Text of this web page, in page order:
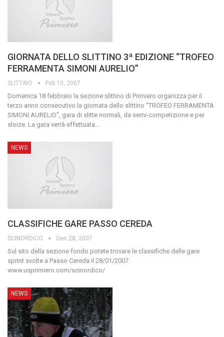
GIORNATA DELLO SLITTINO 3ª EDIZIONE “TROFEO
FERRAMENTA SIMONI AURELIO”
SLITTINO Feb 10, 2007
Domenica 18 febbraio la sezione slittino di Primiero organizza per il
terzo anno consecutivo la giornata dello slittino "TROFEO FERRAMENTA
SIMONI AURELIO", gara di slitte normali, da semi-competizione e per
sloize. La gara verrà effettuata
NEWS
CLASSIFICHE GARE PASSO CEREDA
SCINORDICO Gen 28, 2007
Sul sito della sezione fondo potete trovare le classifiche delle gare
sprint svolte a Passo Cereda il 28/01/2007.
www.usprimiero.com/scinordico/
NEWS